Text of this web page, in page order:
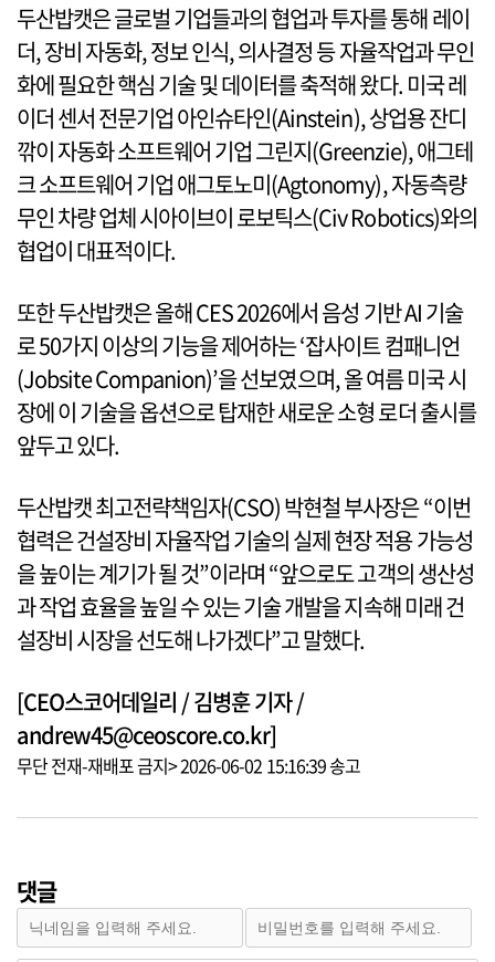
두산밥캣은 글로벌 기업들과의 협업과 투자를 통해 레이
더, 장비 자동화, 정보 인식, 의사결정 등 자율작업과 무인
화에 필요한 핵심 기술 및 데이터를 축적해 왔다. 미국 레
이더 센서 전문기업 아인슈타인(Ainstein), 상업용 잔디
깎이 자동화 소프트웨어 기업 그린지(Greenzie), 애그테
크 소프트웨어 기업 애그토노미(Agtonomy), 자동측량
무인 차량 업체 시아이브이 로보틱스(Civ Robotics)와의
협업이 대표적이다.
또한 두산밥캣은 올해 CES 2026에서 음성 기반 AI 기술
로 50가지 이상의 기능을 제어하는 ‘잡사이트 컴패니언
(Jobsite Companion)’을 선보였으며, 올 여름 미국 시
장에 이 기술을 옵션으로 탑재한 새로운 소형 로더 출시를
앞두고 있다.
두산밥캣 최고전략책임자(CSO) 박현철 부사장은 “이번
협력은 건설장비 자율작업 기술의 실제 현장 적용 가능성
을 높이는 계기가 될 것”이라며 “앞으로도 고객의 생산성
과 작업 효율을 높일 수 있는 기술 개발을 지속해 미래 건
설장비 시장을 선도해 나가겠다”고 말했다.
[CEO스코어데일리 / 김병훈 기자 /
andrew45@ceoscore.co.kr]
무단 전재-재배포 금지> 2026-06-02 15:16:39 송고
댓글